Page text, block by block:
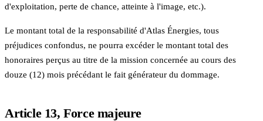
d'exploitation, perte de chance, atteinte à l'image, etc.).
Le montant total de la responsabilité d'Atlas Énergies, tous
préjudices confondus, ne pourra excéder le montant total des
honoraires perçus au titre de la mission concernée au cours des
douze (12) mois précédant le fait générateur du dommage.
Article 13, Force majeure